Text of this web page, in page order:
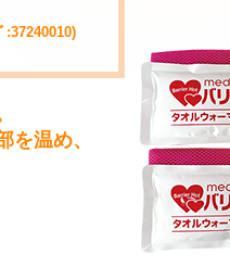
を温め、